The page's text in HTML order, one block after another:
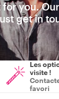
you.
get in
Les
visite !
favori